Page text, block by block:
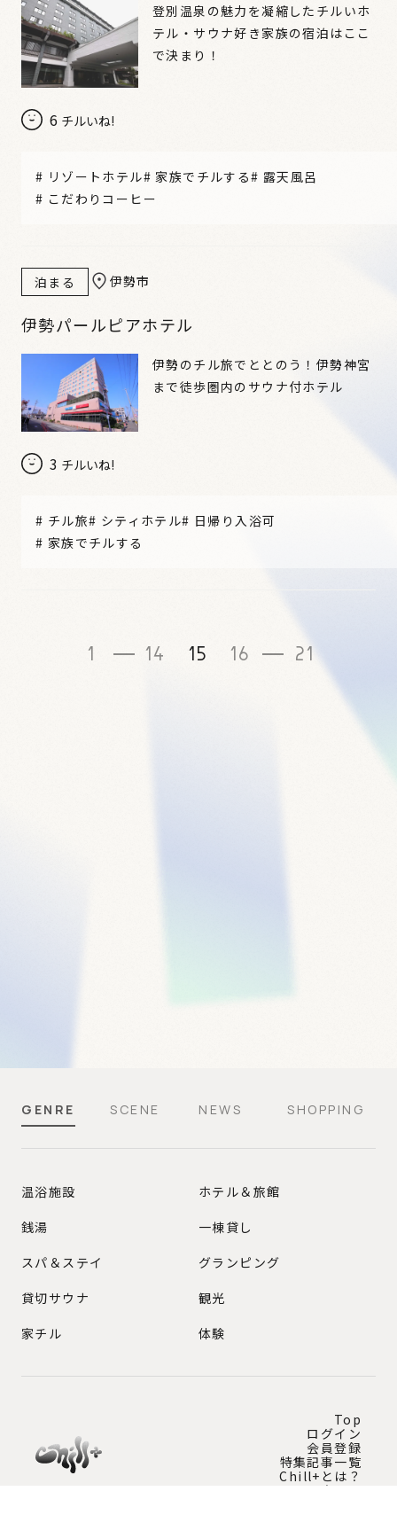
6 チルいね!
登別温泉の魅力を凝縮したチルいホ
テル・サウナ好き家族の宿泊はここ
で決まり！
# リゾートホテル# 家族でチルする# 露天風呂
# こだわりコーヒー
泊まる 伊勢市
伊勢パールピアホテル
3 チルいね!
伊勢のチル旅でととのう！伊勢神宮
まで徒歩圏内のサウナ付ホテル
# チル旅# シティホテル# 日帰り入浴可
# 家族でチルする
1 14 15 16 21
GENRE SCENE NEWS SHOPPING
GENRE
温浴施設
銭湯
スパ＆ステイ
貸切サウナ
家チル
ホテル＆旅館
一棟貸し
グランピング
観光
体験
Top
ログイン
会員登録
特集記事一覧
Chill+とは？
問い合わせ